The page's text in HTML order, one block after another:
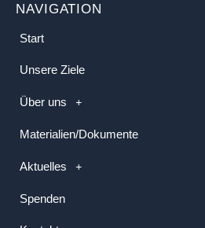
NAVIGATION
Start
Unsere Ziele
Über uns
Materialien/Dokumente
Aktuelles
Spenden